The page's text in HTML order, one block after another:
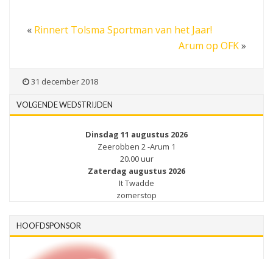
« Rinnert Tolsma Sportman van het Jaar!
Arum op OFK»
31 december 2018
VOLGENDE WEDSTRIJDEN
Dinsdag 11 augustus 2026
Zeerobben 2 -Arum 1
20.00 uur
Zaterdag augustus 2026
It Twadde
zomerstop
HOOFDSPONSOR